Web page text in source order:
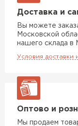
Доставка и
Вы можете
Московской
нашего склада в
Условия доставки
Оптово и
Мы продаем